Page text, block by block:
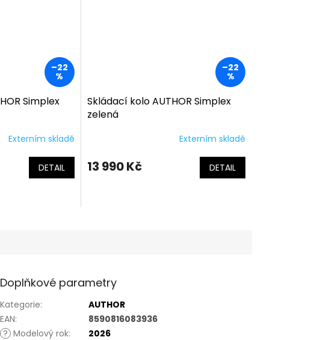
–22
%
Simplex
Externím skladě
DETAIL
–22
%
Skládací kolo AUTHOR Simplex
zelená
Externím skladě
13 990 Kč DETAIL
Doplňkové parametry
Kategorie:
AUTHOR
EAN:
8590816083936
? Modelový rok:
2026